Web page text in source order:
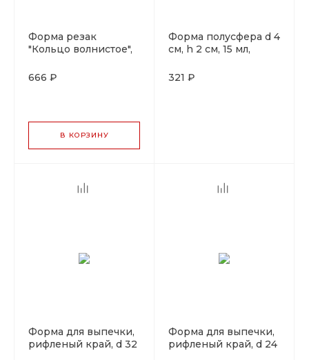
Форма резак
"Кольцо волнистое",
Pujadas
666 ₽
В КОРЗИНУ
Форма полусфера d 4
см, h 2 см, 15 мл,
321 ₽
Форма для выпечки,
рифленый край, d 32
Форма для выпечки,
рифленый край, d 24